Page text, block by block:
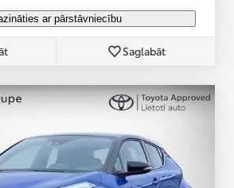
ar pārstāvniecību
Saglabāt